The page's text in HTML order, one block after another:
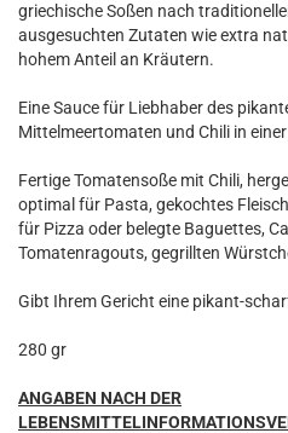
griechische Soßen nach
ausgesuchten Zutaten wie extra
hohem Anteil an Kräutern.
Eine Sauce für Liebhaber des
Mittelmeertomaten und Chili in
Fertige Tomatensoße mit Chili,
optimal für Pasta, gekochtes
für Pizza oder belegte Baguettes,
Tomatenragouts, gegrillten
Gibt Ihrem Gericht eine pikant-
280 gr
ANGABEN NACH DER